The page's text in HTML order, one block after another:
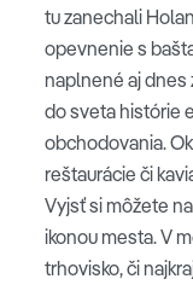
tu zanechali
opevnenie s
naplnené aj dnes
do sveta histórie
obchodovania.
reštaurácie či
Vyjsť si môžete
ikonou mesta. V
trhovisko, či